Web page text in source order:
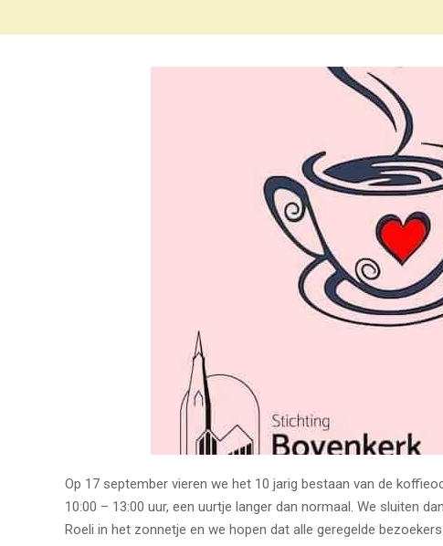
Op 17 september vieren we het 10 jarig bestaan van de
10:00 – 13:00 uur, een uurtje langer dan normaal. We sluiten
Roeli in het zonnetje en we hopen dat alle geregelde